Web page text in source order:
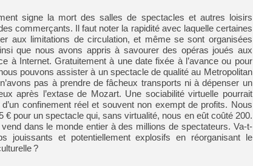
signe la mort des salles de spectacles et autres loisirs
commerçants. Il faut noter la rapidité avec laquelle certaines
aux limitations de circulation, et même se sont organisées
que nous avons appris à savourer des opéras joués aux
à Internet. Gratuitement à une date fixée à l’avance ou pour
pouvons assister à un spectacle de qualité au Metropolitan
pas à prendre de fâcheux transports ni à dépenser un
après l’extase de Mozart. Une sociabilité virtuelle pourrait
confinement réel et souvent non exempt de profits. Nous
€ pour un spectacle qui, sans virtualité, nous en eût coûté 200.
dans le monde entier à des millions de spectateurs. Va-t-
jouissants et potentiellement explosifs en réorganisant le
?